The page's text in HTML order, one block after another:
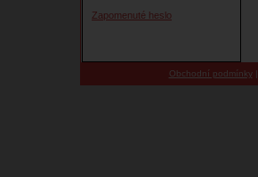
Zapomenuté heslo
Obchodní podmínky|